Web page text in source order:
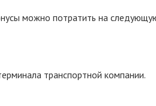
можно потратить на
транспортной компании.